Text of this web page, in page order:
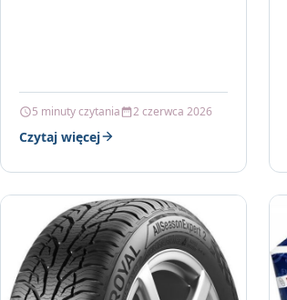
5 minuty czytania 2 czerwca 2026
Czytaj więcej